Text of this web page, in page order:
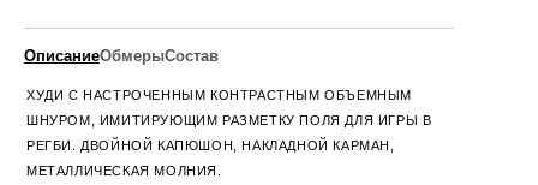
ОписаниеОбмерыСостав
ХУДИ СНАСТРОЧЕННЫМ КОНТРАСТНЫМ ОБЪЕМНЫМ
ШНУРОМ, ИМИТИРУЮЩИМ РАЗМЕТКУ ПОЛЯ ДЛЯ ИГРЫ В
РЕГБИ
. ДВОЙНОЙ КАПЮШОН, НАКЛАДНОЙ КАРМАН,
МЕТАЛЛИЧЕСКАЯ МОЛНИЯ.